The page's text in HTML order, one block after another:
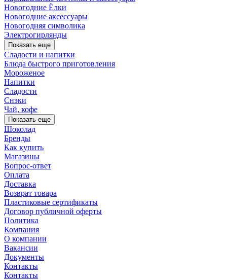
Новогодние Ёлки
Новогодние аксессуары
Новогодняя символика
Электрогирлянды
Показать еще
Сладости и напитки
Блюда быстрого приготовления
Мороженое
Напитки
Сладости
Снэки
Чай, кофе
Показать еще
Шоколад
Бренды
Как купить
Магазины
Вопрос-ответ
Оплата
Доставка
Возврат товара
Пластиковые сертификаты
Договор публичной оферты
Политика
Компания
О компании
Вакансии
Документы
Контакты
Контакты